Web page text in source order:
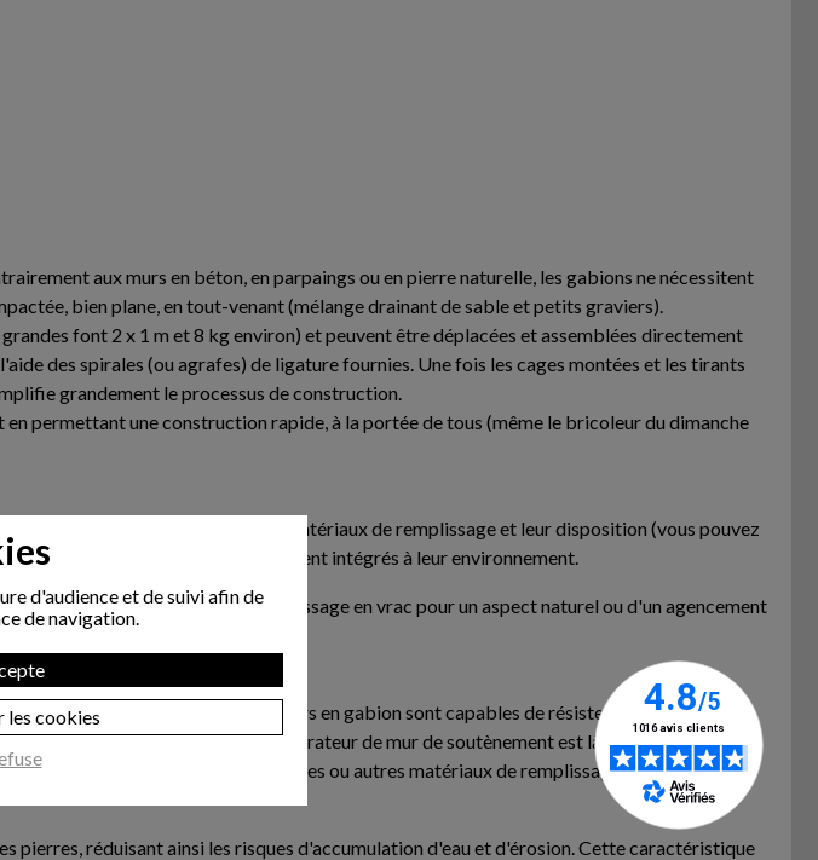
d'audience et de suivi afin de
de navigation.
les cookies
aux murs en béton, en parpaings ou en pierre naturelle, les gabions ne nécessitent
bien plane, en tout-venant (mélange drainant de sable et petits graviers).
font 2 x 1 m et 8 kg environ) et peuvent être déplacées et assemblées directement
des spirales (ou agrafes) de ligature fournies. Une fois les cages montées et les tirants
grandement le processus de construction.
permettant une construction rapide, à la portée de tous (même le bricoleur du dimanche
l'acier. De plus, en jouant sur les matériaux de remplissage et leur disposition (vous pouvez
créer des murs uniques, parfaitement intégrés à leur environnement.
d'une finition brute avec remplissage en vrac pour un aspect naturel ou d'un agencement
des fils métalliques, les murs en gabion sont capables de résister aux intempéries,
bonnes dimensions (notre configurateur de mur de soutènement est là pour vous aider à
du sol, sans rompre. Les pierres ou autres matériaux de remplissage, quant à eux, ne
pierres, réduisant ainsi les risques d'accumulation d'eau et d'érosion. Cette caractéristique